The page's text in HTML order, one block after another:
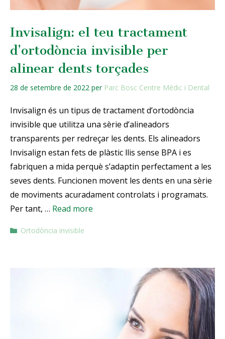
Invisalign: el teu tractament
d’ortodòncia invisible per
alinear dents torçades
28 de setembre de 2022 per Parc Bosc Centre Mèdic i Dental
Invisalign és un tipus de tractament d’ortodòncia
invisible que utilitza una sèrie d’alineadors
transparents per redreçar les dents. Els alineadors
Invisalign estan fets de plàstic llis sense BPA i es
fabriquen a mida perquè s’adaptin perfectament a les
seves dents. Funcionen movent les dents en una sèrie
de moviments acuradament controlats i programats.
Per tant, … Read more
Ortodòncia invisible